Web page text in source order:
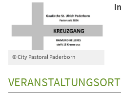
© City Pastoral Paderborn
VERANSTALTUNGSORT